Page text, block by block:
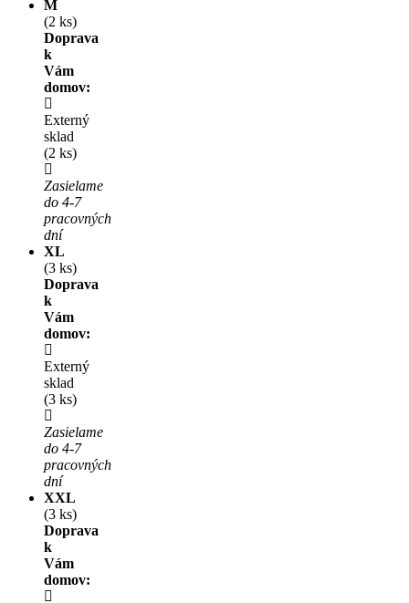
M
(2 ks)
Doprava
k
Vám
domov:
Externý
sklad
(2 ks)
Zasielame
do 4-7
pracovných
dní
XL
(3 ks)
Doprava
k
Vám
domov:
Externý
sklad
(3 ks)
Zasielame
do 4-7
pracovných
dní
XXL
(3 ks)
Doprava
k
Vám
domov: